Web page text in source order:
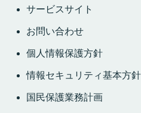
サービスサイト
お問い合わせ
個人情報保護方針
情報セキュリティ基本方針
国民保護業務計画